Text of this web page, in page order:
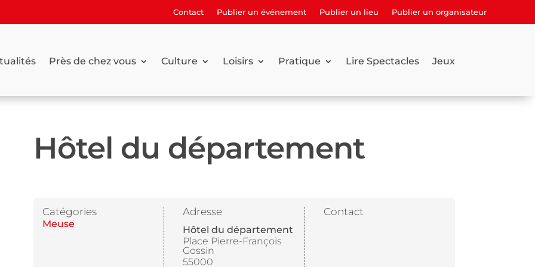
Contact Publier un événement Publier un lieu Publier un organisateur
Près de chez vous Culture Loisirs Pratique Lire Spectacles Jeux
Hôtel du département
Catégories
Meuse
Adresse
Hôtel du département
Place Pierre-François
Gossin
55000
Contact